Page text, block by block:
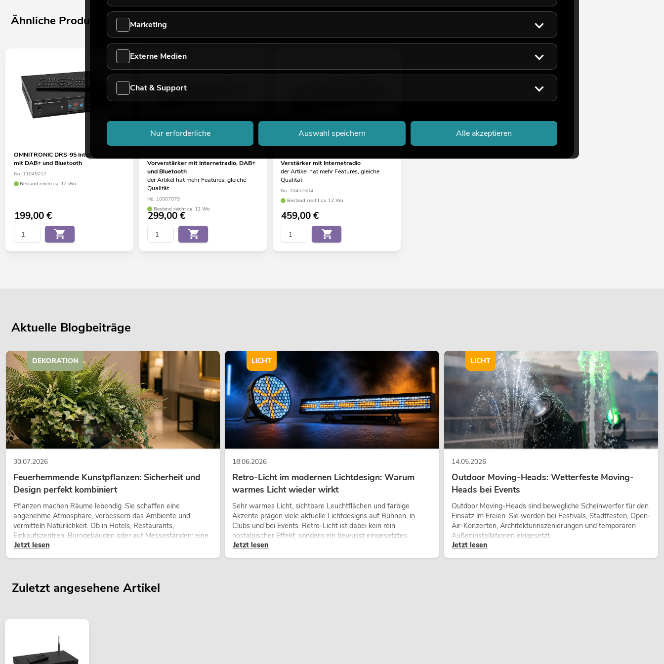
Ähnliche Produkte
OMNITRONIC DRS-95 Internetradio
mit DAB+ und Bluetooth
No. 11045017
Bestand reicht ca. 12 Wo.
199,00€
Vorverstärker mit Internetradio, DAB+
und Bluetooth
der Artikel hat mehr Features, gleiche
Qualität
No. 10007079
Bestand reicht ca. 12 Wo.
299,00€
Verstärker mit Internetradio
der Artikel hat mehr Features, gleiche
Qualität
No. 10451604
Bestand reicht ca. 12 Wo.
459,00€
Aktuelle Blogbeiträge
30.07.2026
Feuerhemmende Kunstpflanzen: Sicherheit und
Design perfekt kombiniert
Pflanzen machen Räume lebendig. Sie schaffen eine
angenehme Atmosphäre, verbessern das Ambiente und
vermitteln Natürlichkeit. Ob in Hotels, Restaurants,
Einkaufszentren, Bürogebäuden oder auf Messeständen: eine
hochwertige Begrünung gehört heute längst zum modernen
Raumkonzept.
Jetzt lesen
DEKORATION
18.06.2026
Retro-Licht im modernen Lichtdesign: Warum
warmes Licht wieder wirkt
Sehr warmes Licht, sichtbare Leuchtflächen und farbige
Akzente prägen viele aktuelle Lichtdesigns auf Bühnen, in
Clubs und bei Events. Retro-Licht ist dabei kein rein
nostalgischer Effekt, sondern ein bewusst eingesetztes
Gestaltungsmittel: Es schafft Atmosphäre, gibt Szenen
Charakter und kann technische LED-Setups emotionaler
Jetzt lesen
LICHT
14.05.2026
Outdoor Moving-Heads: Wetterfeste Moving-
Heads bei Events
Outdoor Moving-Heads sind bewegliche Scheinwerfer für den
Einsatz im Freien. Sie werden bei Festivals, Stadtfesten, Open-
Air-Konzerten, Architekturinszenierungen und temporären
Außeninstallationen eingesetzt.
Jetzt lesen
LICHT
Zuletzt angesehene Artikel
Marketing
Externe Medien
Chat & Support
Nur erforderliche Auswahl speichern Alle akzeptieren